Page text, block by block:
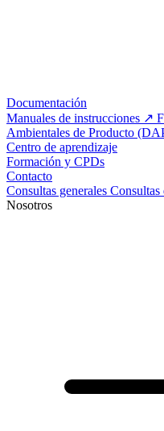
Documentación
Manuales de instrucciones
Ambientales de Producto
Centro de aprendizaje
Formación y CPDs
Contacto
Consultas generales Consultas
Nosotros